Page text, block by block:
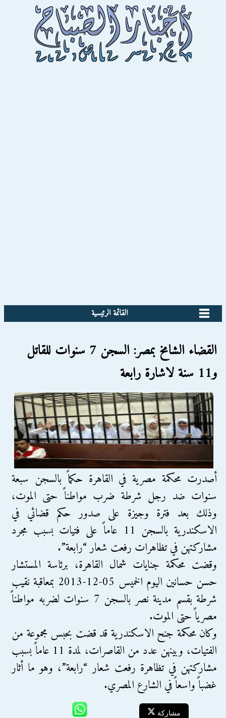
القائمة الرئيسية
القضاء الشامخ بمصر: السجن 7 سنوات للقاتل
و11 سنة لاشارة رابعة
أصدرت محكمة مصرية في القاهرة حكماً بالسجن سبعة
سنوات ضد رجل شرطة ضرب مواطناً حتى الموت،
وذلك بعد فترة وجيزة على صدور حكم قضائي في
الاسكندرية بالسجن 11 عاماً على فتيات بسبب مجرد
مشاركتهن في تظاهرات رفعت شعار “رابعة”.
وقضت محكمة جنايات شمال القاهرة، برئاسة المستشار
حسن حسانين اليوم الخميس 05-12-2013 بمعاقبة نقيب
شرطة بقسم مدينة نصر بالسجن 7 سنوات لضربه مواطناً
مصرياً حتى الموت.
وكان محكمة جنح الاسكندرية قد قضت بحبس مجموعة من
الفتيات، وبينهن عدد من القاصرات، لمدة 11 عاماً بسبب
مشاركتهن في تظاهرة رفعت شعار “رابعة”، وهو ما أثار
غضباً واسعاً في الشارع المصري.
مشاركة